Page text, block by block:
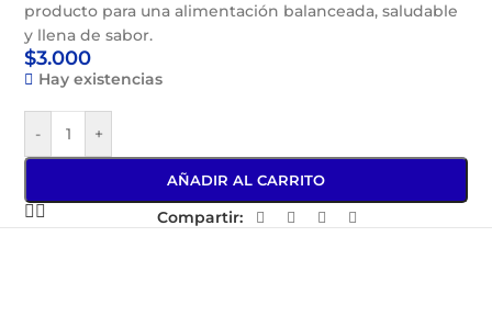
producto para una alimentación balanceada, saludable
y llena de sabor.
$3.000
Hay existencias
- +
AÑADIR AL CARRITO
Compartir: